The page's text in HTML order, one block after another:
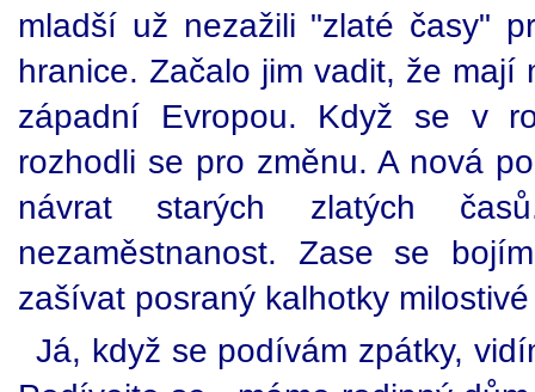
mladší už nezažili "zlaté časy"
hranice. Začalo jim vadit, že
západní Evropou. Když se v
rozhodli se pro změnu. A nová
návrat starých zlatých
nezaměstnanost. Zase se
zašívat posraný kalhotky
Já, když se podívám zpátky,